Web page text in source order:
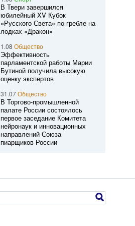
В Твери завершился
юбилейный XV Кубок
«Русского Света» по гребле на
лодках «Дракон»
1.08 Общество
Эффективность
парламентской работы Марии
Бутиной получила высокую
оценку экспертов
31.07Общество
В Торгово-промышленной
палате России состоялось
первое заседание Комитета
нейронаук и инновационных
направлений Союза
пиарщиков России